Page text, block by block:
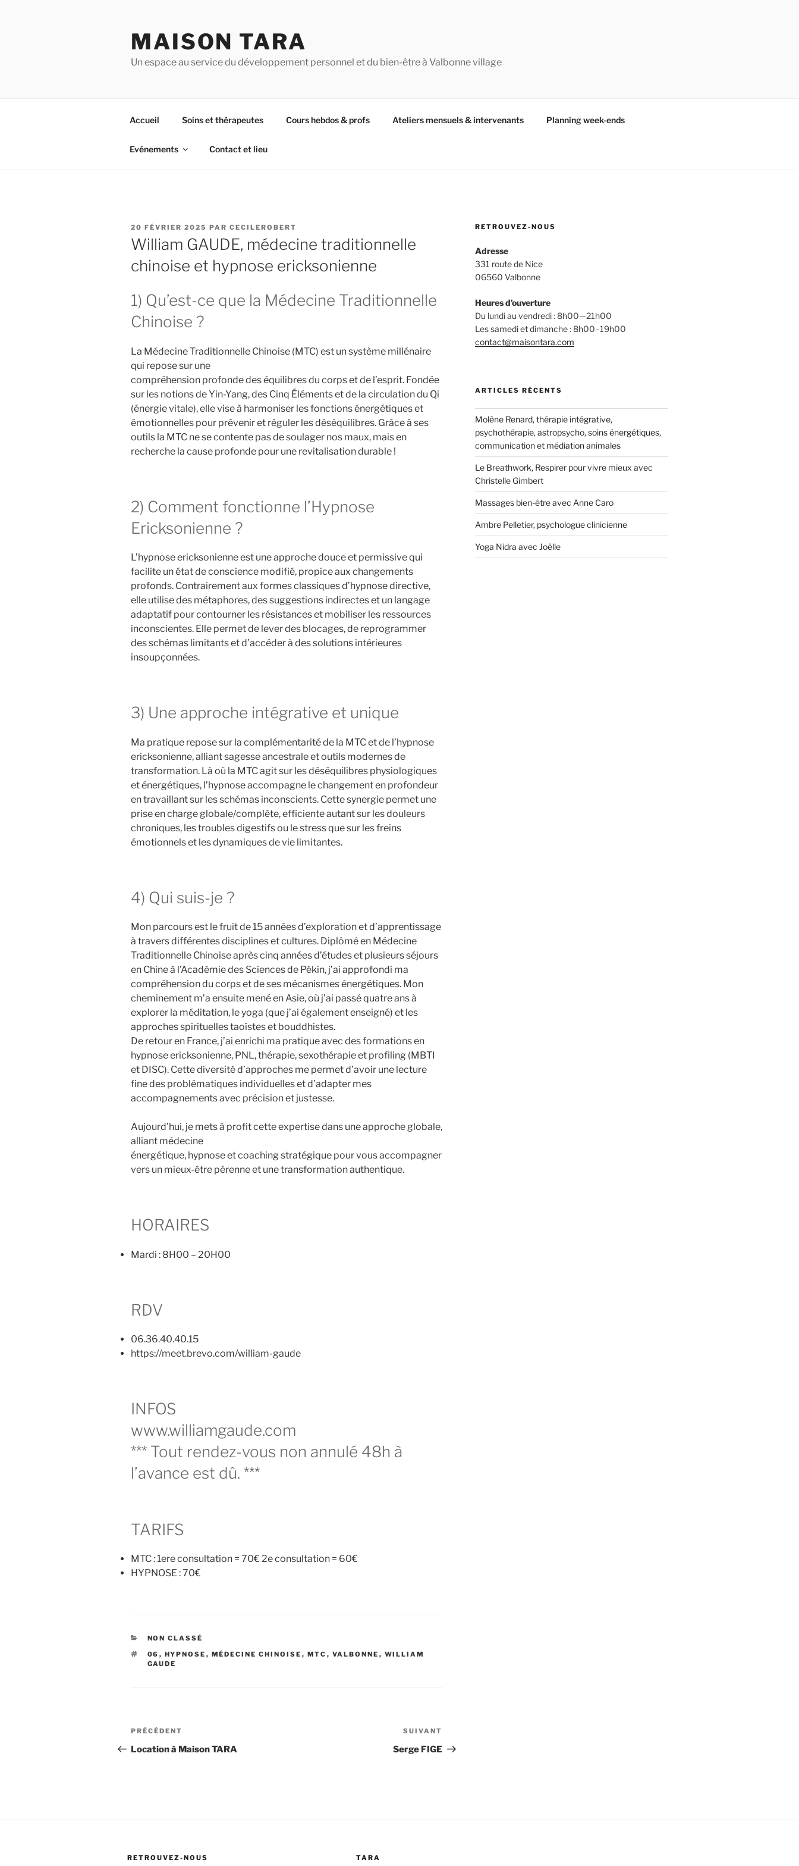
MAISON TARA
Un espace au service du développement personnel et du bien-être à Valbonne village
Accueil Soins et thérapeutes Cours hebdos & profs Ateliers mensuels & intervenants Planning week-ends
Evénements Contact et lieu
PUBLIÉ
LE
20 FÉVRIER 2025 PAR CECILEROBERT
William GAUDE, médecine traditionnelle
chinoise et hypnose ericksonienne
1) Qu’est-ce que la Médecine Traditionnelle
Chinoise ?
La Médecine Traditionnelle Chinoise (MTC) est un système millénaire
qui repose sur une
compréhension profonde des équilibres du corps et de l’esprit. Fondée
sur les notions de Yin-Yang, des Cinq Éléments et de la circulation du Qi
(énergie vitale), elle vise à harmoniser les fonctions énergétiques et
émotionnelles pour prévenir et réguler les déséquilibres. Grâce à ses
outils la MTC ne se contente pas de soulager nos maux, mais en
recherche la cause profonde pour une revitalisation durable !
2) Comment fonctionne l’Hypnose
Ericksonienne ?
L’hypnose ericksonienne est une approche douce et permissive qui
facilite un état de conscience modifié, propice aux changements
profonds. Contrairement aux formes classiques d’hypnose directive,
elle utilise des métaphores, des suggestions indirectes et un langage
adaptatif pour contourner les résistances et mobiliser les ressources
inconscientes. Elle permet de lever des blocages, de reprogrammer
des schémas limitants et d’accéder à des solutions intérieures
insoupçonnées.
3) Une approche intégrative et unique
Ma pratique repose sur la complémentarité de la MTC et de l’hypnose
ericksonienne, alliant sagesse ancestrale et outils modernes de
transformation. Là où la MTC agit sur les déséquilibres physiologiques
et énergétiques, l’hypnose accompagne le changement en profondeur
en travaillant sur les schémas inconscients. Cette synergie permet une
prise en charge globale/complète, efficiente autant sur les douleurs
chroniques, les troubles digestifs ou le stress que sur les freins
émotionnels et les dynamiques de vie limitantes.
4) Qui suis-je ?
Mon parcours est le fruit de 15 années d’exploration et d’apprentissage
à travers différentes disciplines et cultures. Diplômé en Médecine
Traditionnelle Chinoise après cinq années d’études et plusieurs séjours
en Chine à l’Académie des Sciences de Pékin, j’ai approfondi ma
compréhension du corps et de ses mécanismes énergétiques. Mon
cheminement m’a ensuite mené en Asie, où j’ai passé quatre ans à
explorer la méditation, le yoga (que j’ai également enseigné) et les
approches spirituelles taoïstes et bouddhistes.
De retour en France, j’ai enrichi ma pratique avec des formations en
hypnose ericksonienne, PNL, thérapie, sexothérapie et profiling (MBTI
et DISC). Cette diversité d’approches me permet d’avoir une lecture
fine des problématiques individuelles et d’adapter mes
accompagnements avec précision et justesse.
Aujourd’hui, je mets à profit cette expertise dans une approche globale,
alliant médecine
énergétique, hypnose et coaching stratégique pour vous accompagner
vers un mieux-être pérenne et une transformation authentique.
HORAIRES
Mardi : 8H00 – 20H00
RDV
06.36.40.40.15
https://meet.brevo.com/william-gaude
INFOS
www.williamgaude.com
*** Tout rendez-vous non annulé 48h à
l’avance est dû. ***
TARIFS
MTC : 1ere consultation = 70€ 2e consultation = 60€
HYPNOSE : 70€
CATÉGORIES
NON CLASSÉ
ÉTIQUETTES
06 , HYPNOSE , MÉDECINE CHINOISE , MTC , VALBONNE , WILLIAM
GAUDE
Navigation
de
Article
précédent
PRÉCÉDENT
Location à Maison TARA
suivant
SUIVANT
Serge FIGE
RETROUVEZ-NOUS
Adresse
331 route de Nice
06560 Valbonne
Heures d’ouverture
Du lundi au vendredi : 8h00—21h00
Les samedi et dimanche : 8h00–19h00
contact@maisontara.com
ARTICLES RÉCENTS
Molène Renard, thérapie intégrative,
psychothérapie, astropsycho, soins énergétiques,
communication et médiation animales
Le Breathwork, Respirer pour vivre mieux avec
Christelle Gimbert
Massages bien-être avec Anne Caro
Ambre Pelletier, psychologue clinicienne
Yoga Nidra avec Joëlle
RETROUVEZ-NOUS TARA